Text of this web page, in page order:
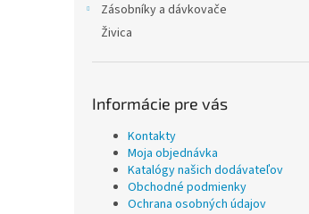
Zásobníky a dávkovače
Živica
Informácie pre vás
Kontakty
Moja objednávka
Katalógy našich dodávateľov
Obchodné podmienky
Ochrana osobných údajov